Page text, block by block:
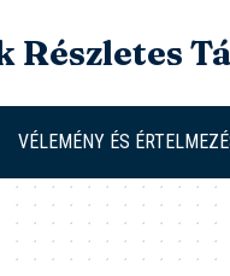
Részletes
VÉLEMÉNY ÉS